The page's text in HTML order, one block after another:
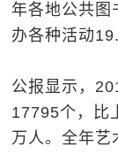
年各地公共图
办各种活动
公报显示，
17795个，比
万人。全年艺